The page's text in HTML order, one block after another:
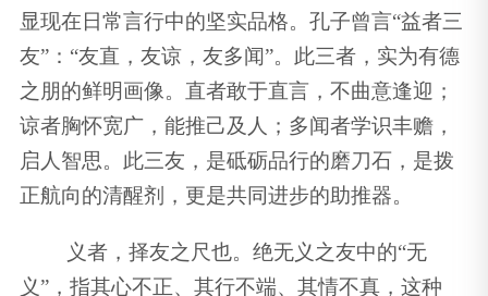
显现在日常言行中的坚实品格。孔子曾言“益者三
友”：“友直，友谅，友多闻”。此三者，实为有德
之朋的鲜明画像。直者敢于直言，不曲意逢迎；
谅者胸怀宽广，能推己及人；多闻者学识丰赡，
启人智思。此三友，是砥砺品行的磨刀石，是拨
正航向的清醒剂，更是共同进步的助推器。
义者，择友之尺也。绝无义之友中的“无
义”，指其心不正、其行不端、其情不真，这种